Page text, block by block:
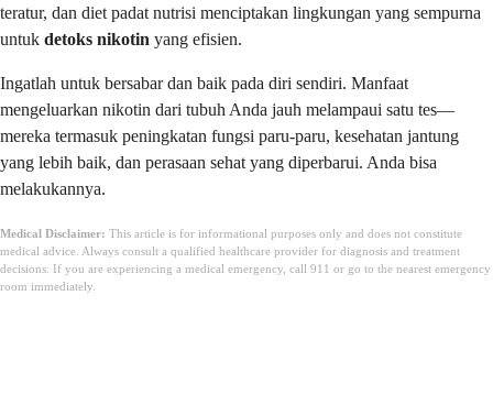
teratur, dan diet padat nutrisi menciptakan lingkungan yang sempurna
untuk detoks nikotin yang efisien.
Ingatlah untuk bersabar dan baik pada diri sendiri. Manfaat
mengeluarkan nikotin dari tubuh Anda jauh melampaui satu tes—
mereka termasuk peningkatan fungsi paru-paru, kesehatan jantung
yang lebih baik, dan perasaan sehat yang diperbarui. Anda bisa
melakukannya.
Medical Disclaimer: This article is for informational purposes only and does not constitute
medical advice. Always consult a qualified healthcare provider for diagnosis and treatment
decisions. If you are experiencing a medical emergency, call 911 or go to the nearest emergency
room immediately.